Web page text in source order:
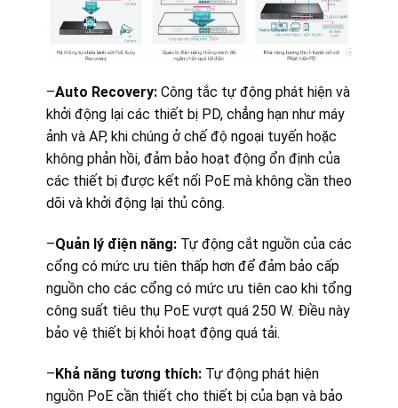
–Auto Recovery:Công tắc tự động phát hiện và
khởi động lại các thiết bị PD, chẳng hạn như máy
ảnh và AP, khi chúng ở chế độ ngoại tuyến hoặc
không phản hồi, đảm bảo hoạt động ổn định của
các thiết bị được kết nối PoE mà không cần theo
dõi và khởi động lại thủ công.
–Quản lý điện năng:Tự động cắt nguồn của các
cổng có mức ưu tiên thấp hơn để đảm bảo cấp
nguồn cho các cổng có mức ưu tiên cao khi tổng
công suất tiêu thụ PoE vượt quá 250 W. Điều này
bảo vệ thiết bị khỏi hoạt động quá tải.
–Khả năng tương thích:Tự động phát hiện
nguồn PoE cần thiết cho thiết bị của bạn và bảo